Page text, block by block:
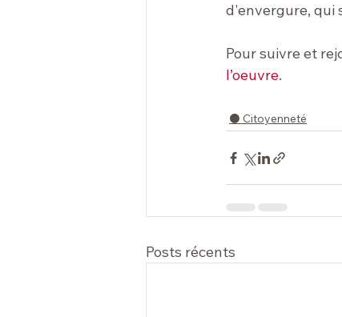
d'envergure, qui
Pour suivre et
l’oeuvre.
⚫️ Citoyenneté
Posts récents